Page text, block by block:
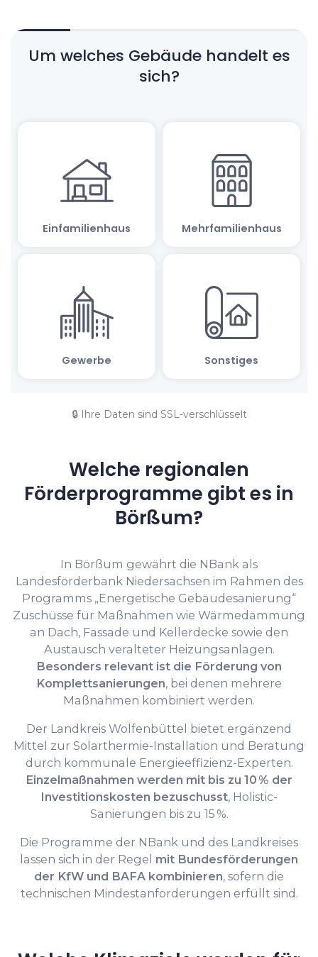
🔒 Ihre Daten sind SSL-verschlüsselt
Welche regionalen
Förderprogramme gibt es in
Börßum?
In Börßum gewährt die NBank als
Landesförderbank Niedersachsen im Rahmen des
Programms „Energetische Gebäudesanierung“
Zuschüsse für Maßnahmen wie Wärmedämmung
an Dach, Fassade und Kellerdecke sowie den
Austausch veralteter Heizungsanlagen.
Besonders relevant ist die Förderung von
Komplettsanierungen, bei denen mehrere
Maßnahmen kombiniert werden.
Der Landkreis Wolfenbüttel bietet ergänzend
Mittel zur Solarthermie-Installation und Beratung
durch kommunale Energieeffizienz-Experten.
Einzelmaßnahmen werden mit bis zu 10 % der
Investitionskosten bezuschusst, Holistic-
Sanierungen bis zu 15 %.
Die Programme der NBank und des Landkreises
lassen sich in der Regel mit Bundesförderungen
der KfW und BAFA kombinieren, sofern die
technischen Mindestanforderungen erfüllt sind.